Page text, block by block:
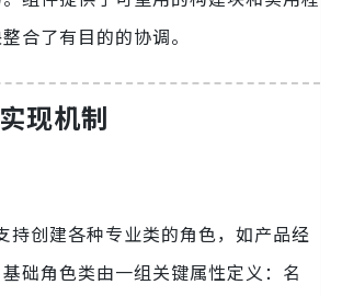
合了有目的的协调。
现机制
持创建各种专业类的角色，如产品经
础角色类由一组关键属性定义：名